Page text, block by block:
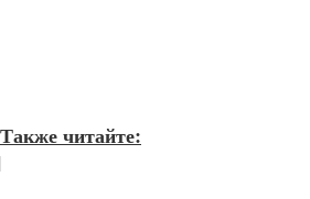
Также читайте: